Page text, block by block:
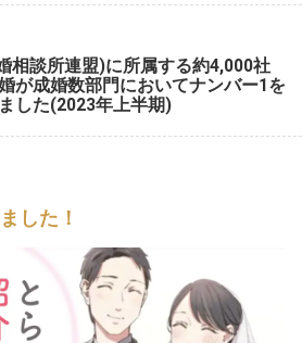
相談所連盟)に所属する約4,000社
が成婚数部門においてナンバー1を
した(2023年上半期)
した！